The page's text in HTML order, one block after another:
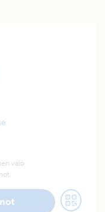
való